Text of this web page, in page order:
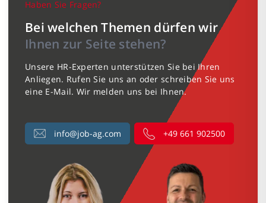
Haben Sie Fragen?
Bei welchen Themen dürfen wir
Ihnen zur Seite stehen?
Unsere HR-Experten unterstützen Sie bei Ihren
Anliegen. Rufen Sie uns an oder schreiben Sie uns
eine E-Mail. Wir melden uns bei Ihnen.
info@job-ag.com +49 661 902500